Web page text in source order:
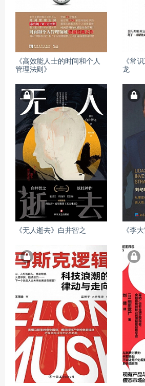
《高效能人士的时间和个人
管理法则》
《常
龙
《无人逝去》白井智之 《李